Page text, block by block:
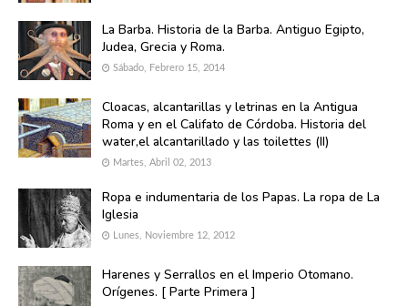
La Barba. Historia de la Barba. Antiguo Egipto,
Judea, Grecia y Roma.
Sábado, Febrero 15, 2014
Cloacas, alcantarillas y letrinas en la Antigua
Roma y en el Califato de Córdoba. Historia del
water,el alcantarillado y las toilettes (II)
Martes, Abril 02, 2013
Ropa e indumentaria de los Papas. La ropa de La
Iglesia
Lunes, Noviembre 12, 2012
Harenes y Serrallos en el Imperio Otomano.
Orígenes. [ Parte Primera ]